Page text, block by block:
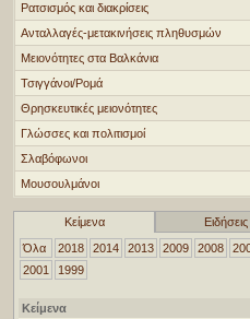
Ρατσισμός και διακρίσεις
Ανταλλαγές-μετακινήσεις πληθυσμών
Μειονότητες στα Βαλκάνια
Τσιγγάνοι/Ρομά
Θρησκευτικές μειονότητες
Γλώσσες και πολιτισμοί
Σλαβόφωνοι
Μουσουλμάνοι
Κείμενα
Ειδήσεις
Όλα
2018 2014 2013 2009 2008
2001
1999
Κείμενα